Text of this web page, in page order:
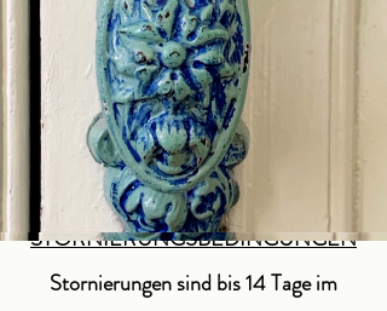
Übernachtung inklusive Petit-déjeuner.
EINCHECKEN:
KASSE: 11 Uhr
STORNIERUNGSBEDINGUNGEN
Stornierungen sind bis 14 Tage im